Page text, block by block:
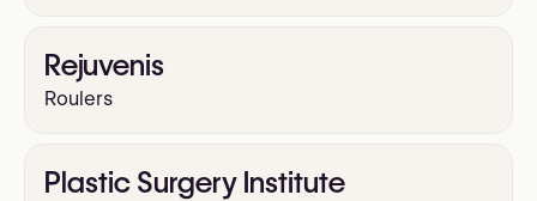
Rejuvenis
Roulers
Plastic Surgery Institute